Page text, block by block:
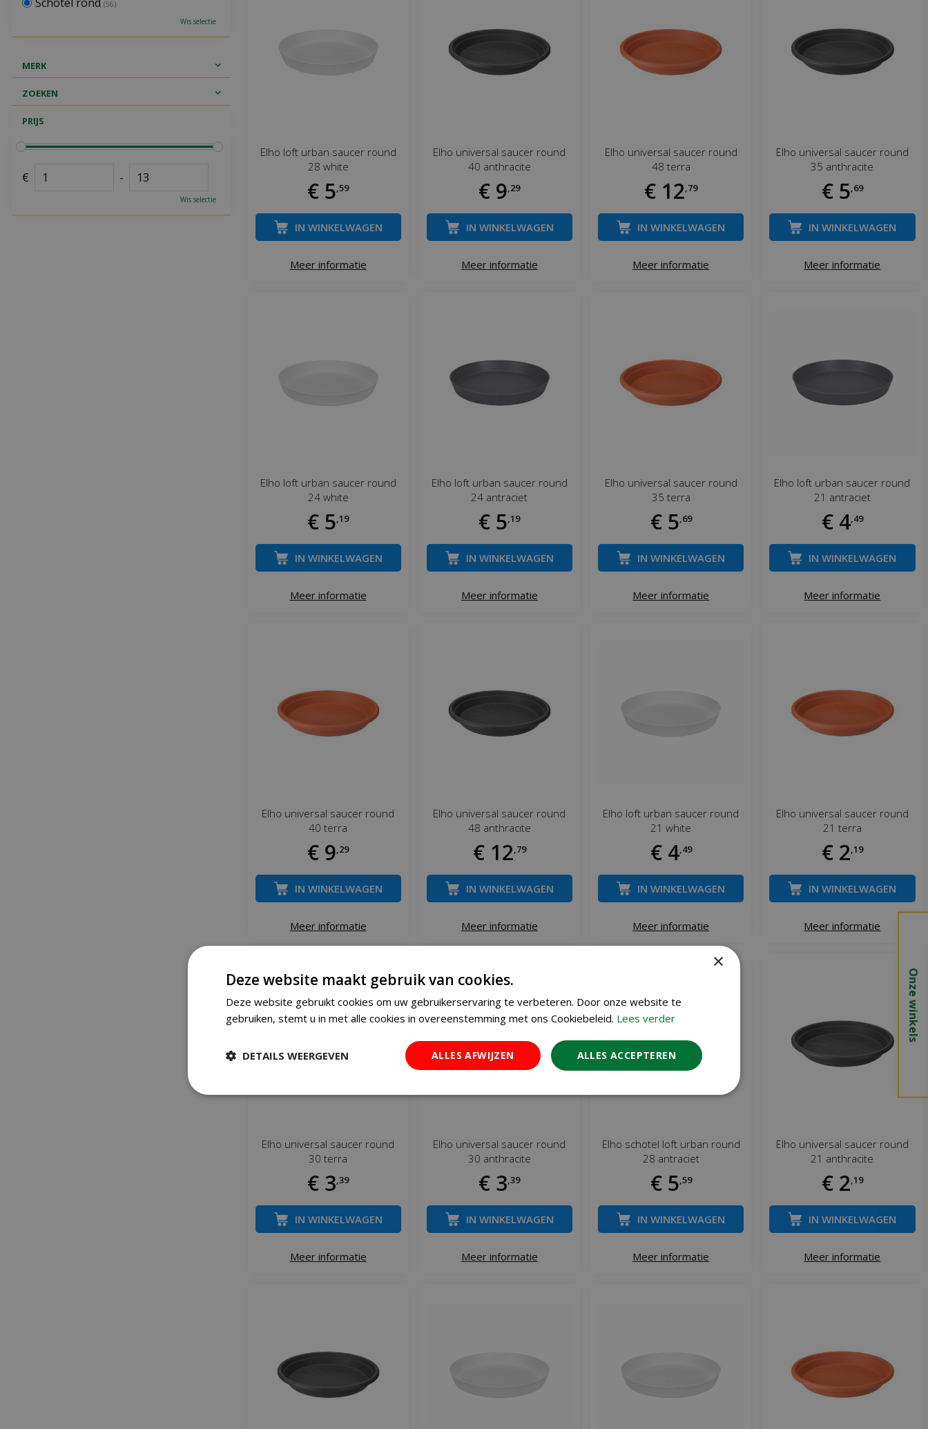
Elho loft urban saucer round
28 white
€ 5 ,59
Meer informatie
IN WINKELWAGEN
Elho universal saucer round
40 anthracite
€ 9 29
Meer informatie
IN WINKELWAGEN
Elho universal saucer round
48 terra
€ 12 79
Meer informatie
IN WINKELWAGEN
Elho universal saucer round
35 anthracite
€ 5 69
Meer informatie
IN WINKELWAGEN
Elho loft urban saucer round
24 white
€ 5 ,19
Meer informatie
IN WINKELWAGEN
Elho loft urban saucer round
24 antraciet
€ 5 ,19
Meer informatie
IN WINKELWAGEN
Elho universal saucer round
35 terra
€ 5 69
Meer informatie
IN WINKELWAGEN
Elho loft urban saucer round
21 antraciet
€ 4 49
Meer informatie
IN WINKELWAGEN
Elho universal saucer round
40 terra
€ 9 29
Meer informatie
IN WINKELWAGEN
Elho universal saucer round
48 anthracite
€ 12 79
Meer informatie
IN WINKELWAGEN
Elho loft urban saucer round
21 white
€ 4 49
Meer informatie
IN WINKELWAGEN
Elho universal saucer round
21 terra
€ 2 19
Meer informatie
IN WINKELWAGEN
Elho universal saucer round
30 terra
€ 3 ,39
Meer informatie
IN WINKELWAGEN
Elho universal saucer round
30 anthracite
€ 3 ,39
Meer informatie
IN WINKELWAGEN
Elho schotel loft urban round
28 antraciet
€ 5 59
Meer informatie
IN WINKELWAGEN
Elho universal saucer round
21 anthracite
€ 2 19
Meer informatie
IN WINKELWAGEN
(56)
Wis selectie
MERK
ZOEKEN
PRIJS
€ -
Wis selectie
Onze winkels
×
Deze website maakt gebruik van cookies.
Deze website gebruikt cookies om uw gebruikerservaring te verbeteren. Door onze website te
gebruiken, stemt u in met alle cookies in overeenstemming met ons Cookiebeleid. Lees verder
ALLES ACCEPTEREN
ALLES AFWIJZEN
DETAILS WEERGEVEN